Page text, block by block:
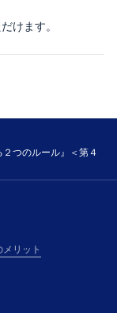
けます。
つのルール』＜第４
リット